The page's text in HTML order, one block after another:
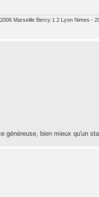
Marseille Bercy 1 2 Lyon Nimes -
généreuse, bien mieux qu'un